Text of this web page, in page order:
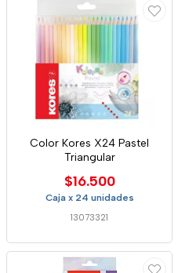
Color Kores X24 Pastel
Triangular
$16.500
Caja x 24 unidades
13073321